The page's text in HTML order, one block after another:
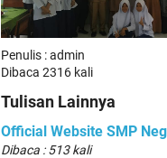
Penulis : admin
Dibaca 2316 kali
Tulisan Lainnya
Official Website SMP
Dibaca : 513 kali